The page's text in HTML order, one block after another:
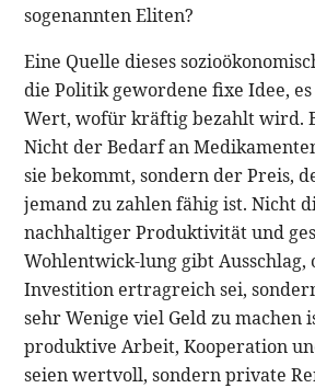
sogenannten Eliten?
Eine Quelle dieses
die Politik gewordene fixe Idee,
Wert, wofür kräftig bezahlt wird.
Nicht der Bedarf an
sie bekommt, sondern der Preis,
jemand zu zahlen fähig ist. Nicht
nachhaltiger Produktivität und
Wohlentwick-lung gibt Ausschlag,
Investition ertragreich sei,
sehr Wenige viel Geld zu machen
produktive Arbeit, Kooperation
seien wertvoll, sondern private